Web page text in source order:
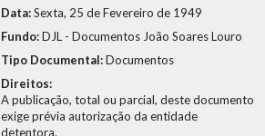
Data:Sexta, 25 de Fevereiro de 1949
Fundo:DJL - Documentos João Soares Louro
Tipo Documental:Documentos
Direitos:
A publicação, total ou parcial, deste documento
exige prévia autorização da entidade
detentora.